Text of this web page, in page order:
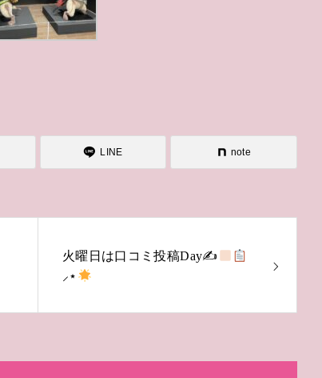
LINE note
火曜日は口コミ投稿Day✍
⸝‍⋆